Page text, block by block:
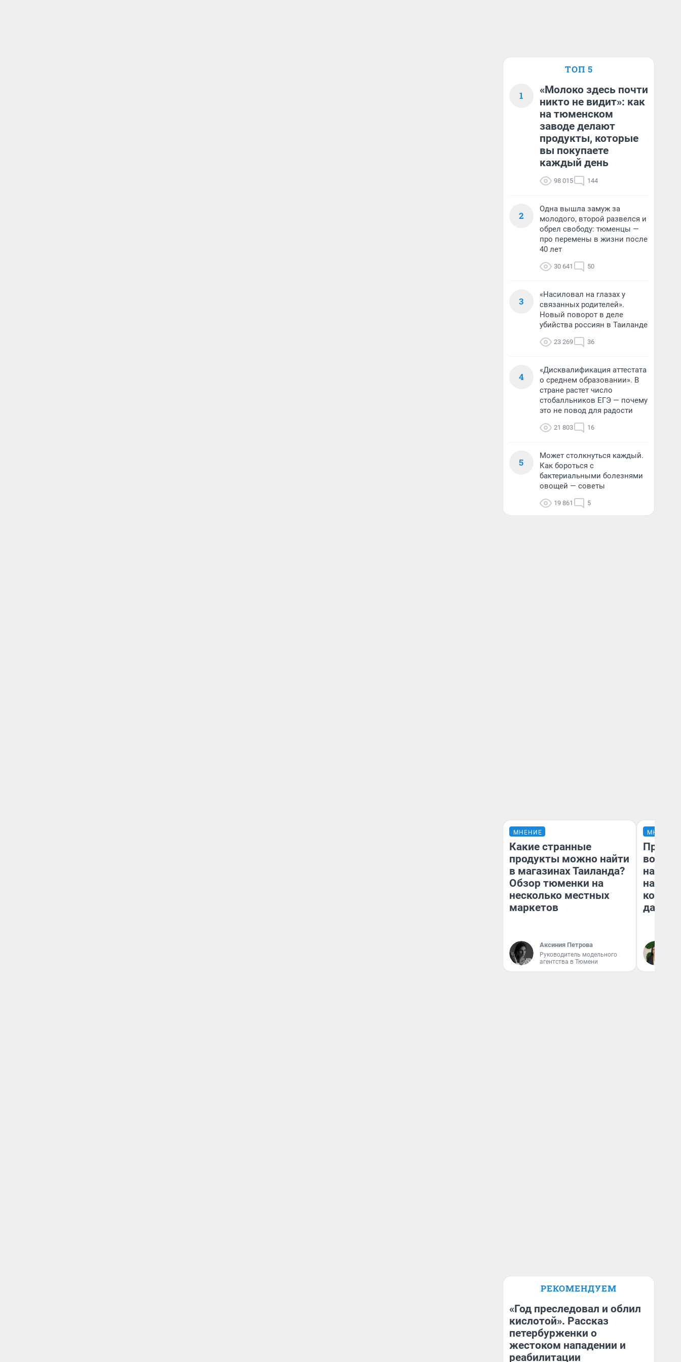
ТОП 5
1
«Молоко здесь почти
никто не видит»: как
на тюменском
заводе делают
продукты, которые
вы покупаете
каждый день
98 015 144
2
Одна вышла замуж за
молодого, второй развелся и
обрел свободу: тюменцы —
про перемены в жизни после
40 лет
30 641 50
3
«Насиловал на глазах у
связанных родителей».
Новый поворот в деле
убийства россиян в Таиланде
23 269 36
4
«Дисквалификация аттестата
о среднем образовании». В
стране растет число
стобалльников ЕГЭ — почему
это не повод для радости
21 803 16
5
Может столкнуться каждый.
Как бороться с
бактериальными болезнями
овощей — советы
19 861 5
МНЕНИЕ
Какие странные
продукты можно найти
в магазинах Таиланда?
Обзор тюменки на
несколько местных
маркетов
Аксиния Петрова
Руководитель модельного
агентства в Тюмени
МНЕНИЕ
нам
даже
РЕКОМЕНДУЕМ
«Год преследовал и облил
кислотой». Рассказ
петербурженки о
жестоком нападении и
реабилитации